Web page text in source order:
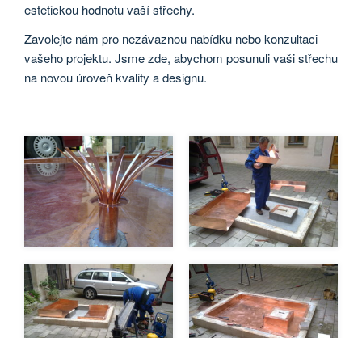
estetickou hodnotu vaší střechy.
Zavolejte nám pro nezávaznou nabídku nebo konzultaci
vašeho projektu. Jsme zde, abychom posunuli vaši střechu
na novou úroveň kvality a designu.